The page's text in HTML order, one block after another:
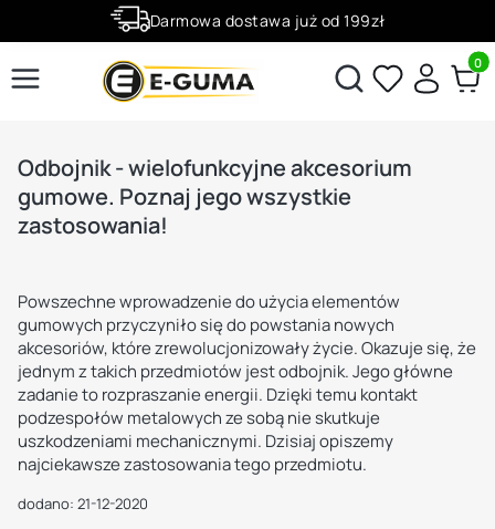
Darmowa dostawa już od 199zł
Rabaty -50% na wybrane produktyOtwórz wyszukiwarkę
Odbojnik - wielofunkcyjne akcesorium
gumowe. Poznaj jego wszystkie
zastosowania!
Powszechne wprowadzenie do użycia elementów
gumowych przyczyniło się do powstania nowych
akcesoriów, które zrewolucjonizowały życie. Okazuje się, że
jednym z takich przedmiotów jest odbojnik. Jego główne
zadanie to rozpraszanie energii. Dzięki temu kontakt
podzespołów metalowych ze sobą nie skutkuje
uszkodzeniami mechanicznymi. Dzisiaj opiszemy
najciekawsze zastosowania tego przedmiotu.
dodano: 21-12-2020